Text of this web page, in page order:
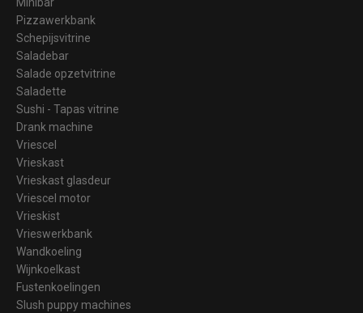
Minibar
Pizzawerkbank
Schepijsvitrine
Saladebar
Salade opzetvitrine
Saladette
Sushi - Tapas vitrine
Drank machine
Vriescel
Vrieskast
Vrieskast glasdeur
Vriescel motor
Vrieskist
Vrieswerkbank
Wandkoeling
Wijnkoelkast
Fustenkoelingen
Slush puppy machines